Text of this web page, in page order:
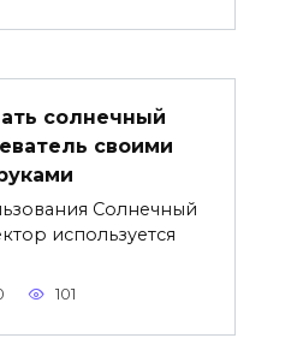
солнечный
своими
Солнечный
используется
101